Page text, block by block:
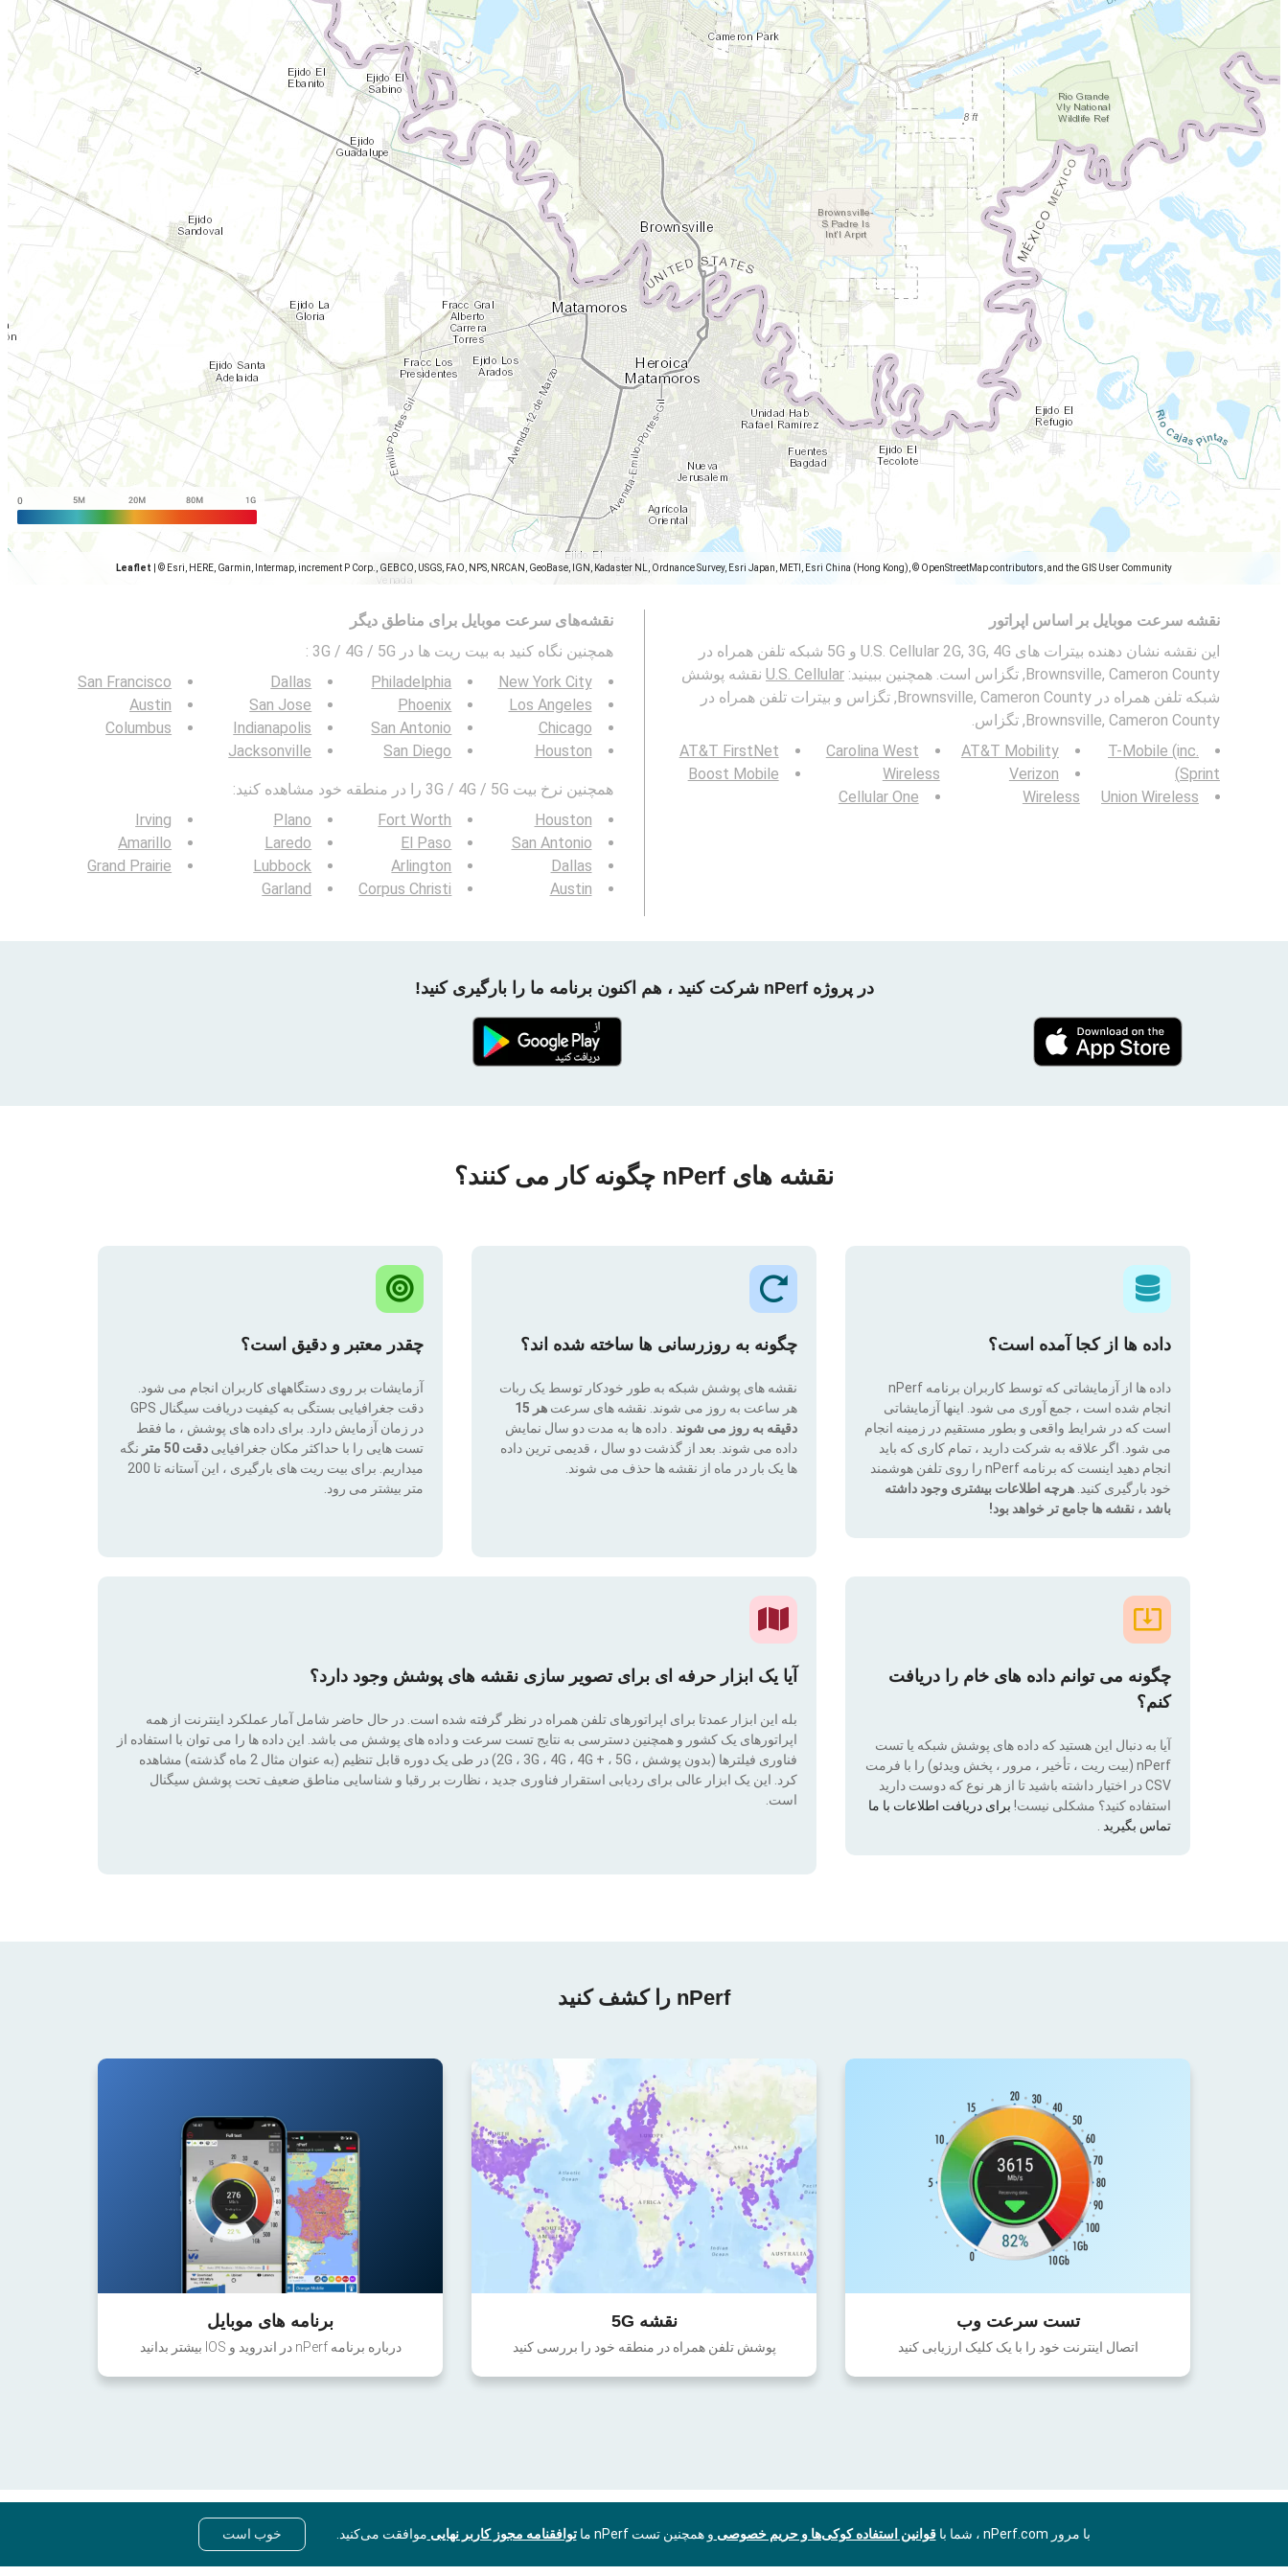
Leaflet © Esri, HERE, Garmin, Intermap, increment P Corp., GEBCO, USGS, FAO, NPS, NRCAN, GeoBase, IGN, Kadaster NL, Ordnance Survey, Esri Japan, METI, Esri China (Hong Kong), © OpenStreetMap contributors, and the GIS User Community
نقشه سرعت موبایل بر اساس اپراتور
این نقشه نشان دهنده بیترات های U.S. Cellular 2G, 3G, 4G و 5G شبکه تلفن همراه در
Brownsville, Cameron County, تگزاس است. همچنین ببینید:
U.S. Cellular نقشه پوشش
شبکه تلفن همراه در Brownsville, Cameron County, تگزاس و بیترات تلفن همراه در
Brownsville, Cameron County, تگزاس.
T-Mobile (inc.
Sprint)
Union Wireless
AT&T Mobility
Verizon
Wireless
Carolina West
Wireless
Cellular One
AT&T FirstNet
Boost Mobile
نقشه‌های سرعت موبایل برای مناطق دیگر
همچنین نگاه کنید به بیت ریت ها در 3G / 4G / 5G
:
New York City
Los Angeles
Chicago
Houston
Philadelphia
Phoenix
San Antonio
San Diego
Dallas
San Jose
Indianapolis
Jacksonville
San Francisco
Austin
Columbus
همچنین نرخ بیت 3G / 4G / 5G را در منطقه خود مشاهده کنید:
Houston
San Antonio
Dallas
Austin
Fort Worth
El Paso
Arlington
Corpus Christi
Plano
Laredo
Lubbock
Garland
Irving
Amarillo
Grand Prairie
در پروژه nPerf شرکت کنید ، هم اکنون برنامه ما را بارگیری کنید!
نقشه های nPerf چگونه کار می کنند؟
داده ها از کجا آمده است؟
داده ها از آزمایشاتی که توسط کاربران برنامه nPerf
انجام شده است ، جمع آوری می شود. اینها آزمایشاتی
است که در شرایط واقعی و بطور مستقیم در زمینه انجام
می شود. اگر علاقه به شرکت دارید ، تمام کاری که باید
انجام دهید اینست که برنامه nPerf را روی تلفن هوشمند
خود بارگیری کنید. هرچه اطلاعات بیشتری وجود داشته
باشد ، نقشه ها جامع تر خواهد بود!
چگونه به روزرسانی ها ساخته شده اند؟
نقشه های پوشش شبکه به طور خودکار توسط یک ربات
هر ساعت به روز می شوند. نقشه های سرعت
هر 15
دقیقه به روز می شوند
. داده ها به مدت دو سال نمایش
داده می شوند. بعد از گذشت دو سال ، قدیمی ترین داده
ها یک بار در ماه از نقشه ها حذف می شوند.
چقدر معتبر و دقیق است؟
آزمایشات بر روی دستگاههای کاربران انجام می شود.
دقت جغرافیایی بستگی به کیفیت دریافت سیگنال GPS
در زمان آزمایش دارد. برای داده های پوشش ، ما فقط
تست هایی را با حداکثر مکان جغرافیایی دقت 50 متر
نگه
میداریم. برای بیت ریت های بارگیری ، این آستانه تا 200
متر بیشتر می رود.
چگونه می توانم داده های خام را دریافت
کنم؟
آیا به دنبال این هستید که داده های پوشش شبکه یا تست
nPerf (بیت ریت ، تأخیر ، مرور ، پخش ویدئو) را با فرمت
CSV در اختیار داشته باشید تا از هر نوع که دوست دارید
استفاده کنید؟ مشکلی نیست! برای دریافت اطلاعات با ما
تماس بگیرید
آیا یک ابزار حرفه ای برای تصویر سازی نقشه های پوشش وجود دارد؟
بله این ابزار عمدتا برای اپراتورهای تلفن همراه در نظر گرفته شده است. در حال حاضر شامل آمار عملکرد اینترنت از همه
اپراتورهای یک کشور و همچنین دسترسی به نتایج تست سرعت و داده های پوشش می باشد. این داده ها را می توان با استفاده از
فناوری فیلترها (بدون پوشش ، 2G ، 3G ، 4G ، 4G + ، 5G) در طی یک دوره قابل تنظیم (به عنوان مثال 2 ماه گذشته) مشاهده
کرد. این یک ابزار عالی برای ردیابی استقرار فناوری جدید ، نظارت بر رقبا و شناسایی مناطق ضعیف تحت پوشش سیگنال
است.
nPerf را کشف کنید
تست سرعت وب
اتصال اینترنت خود را با یک کلیک ارزیابی کنید
نقشه 5G
پوشش تلفن همراه در منطقه خود را بررسی کنید
برنامه های موبایل
درباره برنامه nPerf در اندروید و IOS بیشتر بدانید
با مرور nPerf.com ، شما با قوانین استفاده کوکی‌ها و حریم خصوصی و همچنین تست nPerf ما توافقنامه مجوز کاربر نهایی موافقت می‌کنید. خوب است